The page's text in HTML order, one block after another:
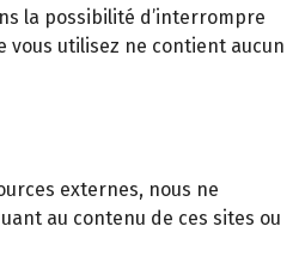
la possibilité d’interrompre
utilisez ne contient aucun
externes, nous ne
au contenu de ces sites ou